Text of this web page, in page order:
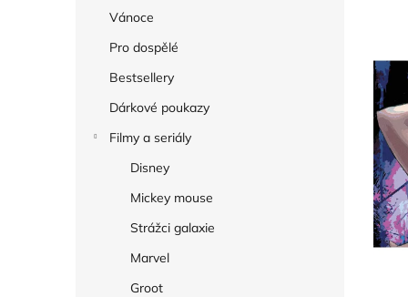
Vánoce
Pro dospělé
Bestsellery
Dárkové poukazy
Filmy a seriály
Disney
Mickey mouse
Strážci galaxie
Marvel
Groot